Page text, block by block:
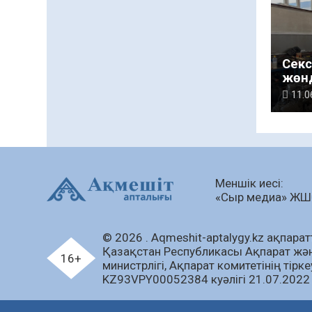
Меншік иесі:
«Сыр медиа»
16+
© 2026 . Аqmeshit-aptalygy.kz
Қазақстан Республикасы Ақпарат
министрлігі, Ақпарат комитетінің
KZ93VPY00052384 куәлігі